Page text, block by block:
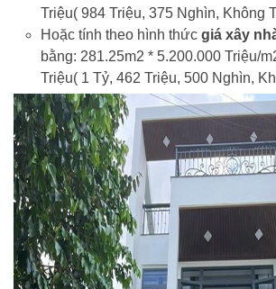
Triệu( 984 Triệu, 375 Nghìn, Không
Hoặc tính theo hình thức giá xây
bằng: 281.25m2 * 5.200.000 Triệu/
Triệu( 1 Tỷ, 462 Triệu, 500 Nghìn,